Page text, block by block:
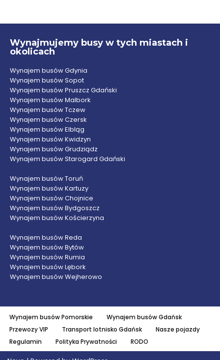
Wynajmujemy busy w tych miastach i
okolicach
Wynajem busów Gdynia
Wynajem busów Sopot
Wynajem busów Pruszcz Gdański
Wynajem busów Malbork
Wynajem busów Tczew
Wynajem busów Czersk
Wynajem busów Elbląg
Wynajem busów Kwidzyn
Wynajem busów Grudziądz
Wynajem busów Starogard Gdański
Wynajem busów Toruń
Wynajem busów Kartuzy
Wynajem busów Chojnice
Wynajem busów Bydgoszcz
Wynajem busów Kościerzyna
Wynajem busów Reda
Wynajem busów Bytów
Wynajem busów Rumia
Wynajem busów Lębork
Wynajem busów Wejherowo
Wynajem busów Pomorskie
Wynajem busów Gdańsk
Przewozy VIP
Transport lotnisko Gdańsk
Nasze pojazdy
Regulamin
Polityka Prywatności RODO